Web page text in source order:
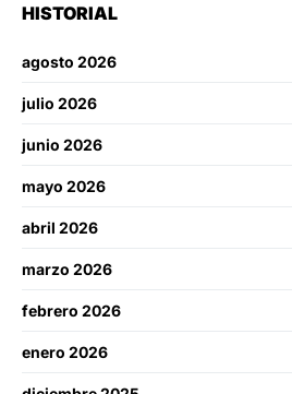
HISTORIAL
agosto 2026
julio 2026
junio 2026
mayo 2026
abril 2026
marzo 2026
febrero 2026
enero 2026